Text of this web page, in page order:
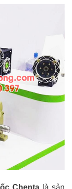
Chenta là sản